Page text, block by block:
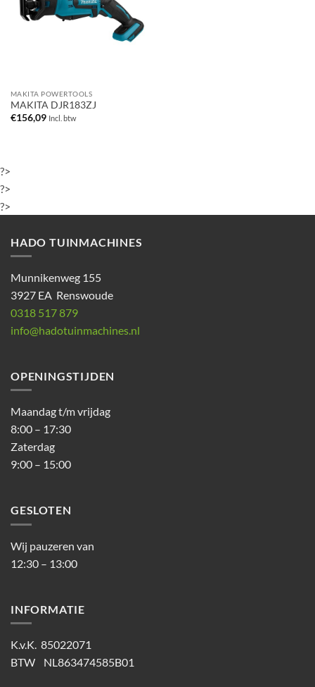
MAKITA POWERTOOLS
MAKITA DJR183ZJ
€156,09 Incl. btw
?>
?>
?>
HADO TUINMACHINES
Munnikenweg 155
3927 EA Renswoude
0318 517 879
info@hadotuinmachines.nl
OPENINGSTIJDEN
Maandag t/m vrijdag
8:00 – 17:30
Zaterdag
9:00 – 15:00
GESLOTEN
Wij pauzeren van
12:30 – 13:00
INFORMATIE
K.v.K. 85022071
BTW NL863474585B01